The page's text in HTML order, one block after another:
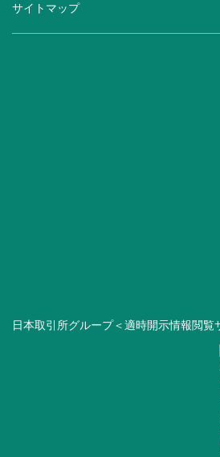
サイトマップ
日本取引所グループ＜適時開示情報閲覧